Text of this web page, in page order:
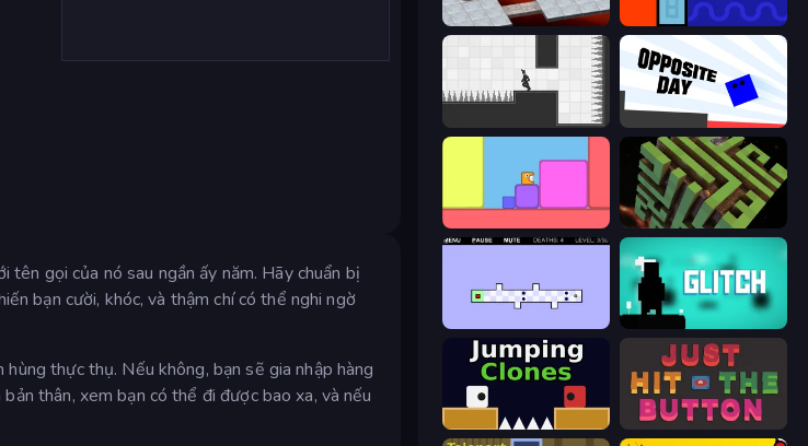
tên gọi của nó sau ngần ấy năm. Hãy chuẩn bị
bạn cười, khóc, và thậm chí có thể nghi ngờ
thực thụ. Nếu không, bạn sẽ gia nhập hàng
thân, xem bạn có thể đi được bao xa, và nếu
Bloxorz Lava and Aqua
Opposite Day
Maze Planet 3D
Jumping Clones Just Hit the Button